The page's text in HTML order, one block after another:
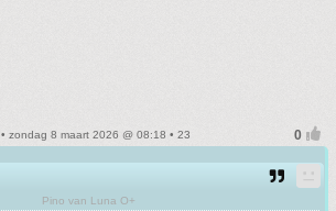
• zondag 8 maart 2026 @ 08:18 • 23
Pino van Luna O+